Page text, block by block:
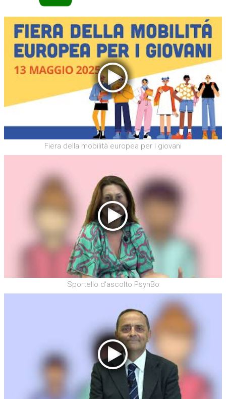
Fiera della mobilità europea per i giovani
Sportello d'ascolto PsynBo